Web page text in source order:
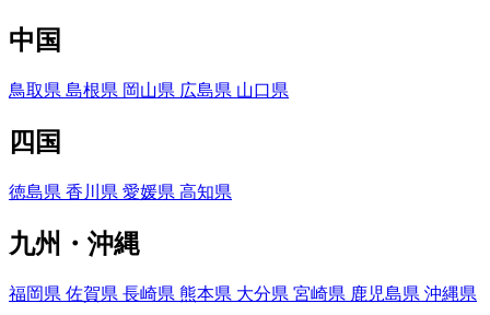
中国
鳥取県 島根県 岡山県 広島県 山口県
四国
徳島県 香川県 愛媛県 高知県
九州・沖縄
福岡県 佐賀県 長崎県 熊本県 大分県 宮崎県 鹿児島県 沖縄県